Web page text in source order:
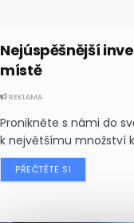
Nejúspěšnější
místě
REKLAMA
Pronikněte s námi do
k největšímu množství
PŘEČTĚTE SI